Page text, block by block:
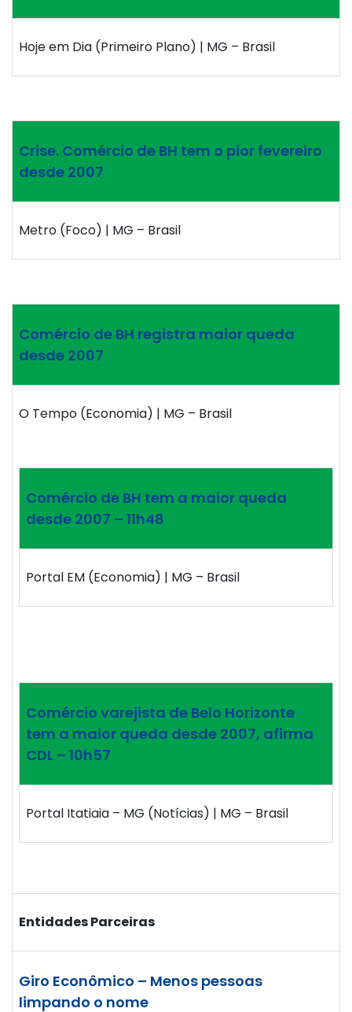
Hoje em Dia (Primeiro Plano) | MG – Brasil
Crise. Comércio de BH tem o pior fevereiro
desde 2007
Metro (Foco) | MG – Brasil
Comércio de BH registra maior queda
desde 2007
O Tempo (Economia) | MG – Brasil
Comércio de BH tem a maior queda
desde 2007 – 11h48
Portal EM (Economia) | MG – Brasil
Comércio varejista de Belo Horizonte
tem a maior queda desde 2007, afirma
CDL – 10h57
Portal Itatiaia – MG (Notícias) | MG – Brasil
Entidades Parceiras
Giro Econômico – Menos pessoas
limpando o nome